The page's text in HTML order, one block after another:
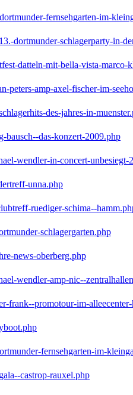
fernsehgarten-im-
dortmunder-schlagerparty-in-
datteln-mit-bella-vista-marco-
peters-amp-axel-fischer-im-
des-jahres-in-
bausch--das-konzert-2009.php
wendler-in-concert-unbesiegt-
unna.php
ruediger-schima--
schlagergarten.php
news-oberberg.php
wendler-amp-nic--
frank--promotour-im-
fernsehgarten-im-
castrop-rauxel.php